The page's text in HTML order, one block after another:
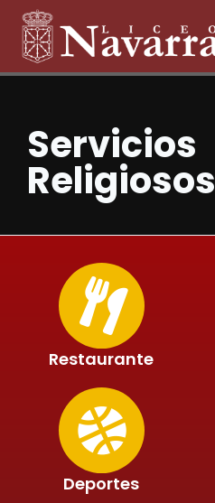
Servicios
Religiosos
Restaurante
Deportes